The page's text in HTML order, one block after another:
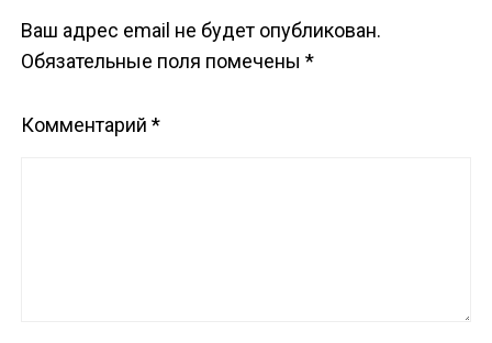
Ваш адрес email не будет опубликован.
Обязательные поля помечены*
Комментарий*